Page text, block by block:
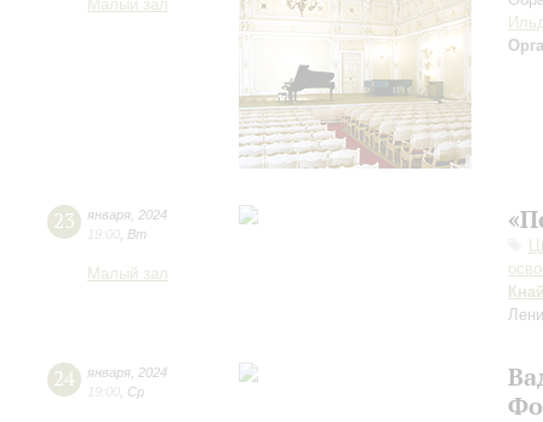
Малый зал
23 января 2024
19:00 Вт
Малый зал
24 января 2024
19:00 Ср